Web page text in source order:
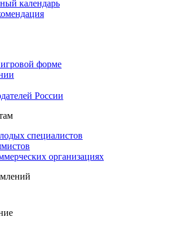
календарь
форме
России
специалистов
организациях